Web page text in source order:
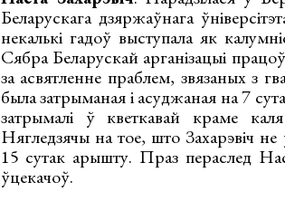
Беларускага дзяржаўнага
некалькі гадоў выступала як
Сябра Беларускай арганізацыі
за асвятленне праблем, звязаных з
была затрыманая і асуджаная на 7
затрымалі ў кветкавай краме
Нягледзячы на тое, што Захарэвіч не
15 сутак арышту. Праз пераслед
ўцекачоў.